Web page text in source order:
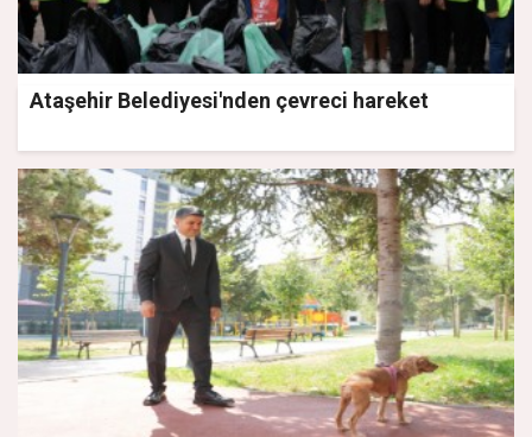
Ataşehir Belediyesi'nden çevreci hareket